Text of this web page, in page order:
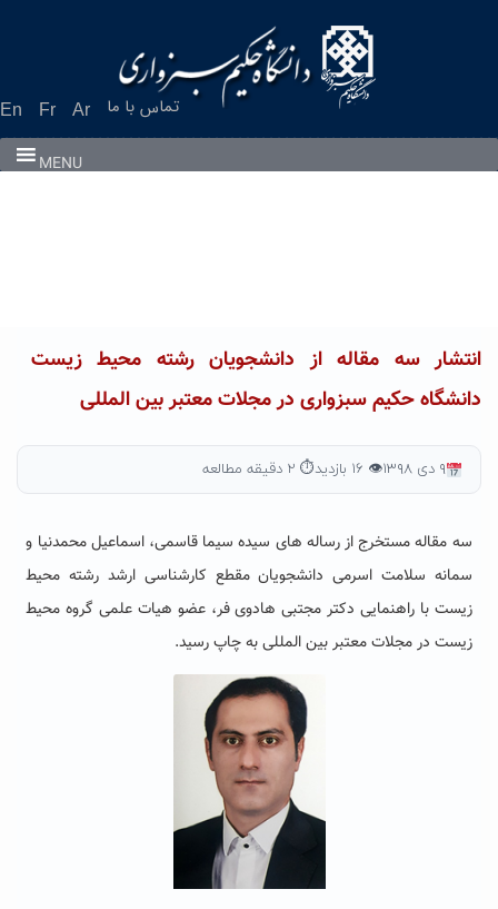
En Fr Ar تماس با ما
MENU
انتشار سه مقاله از دانشجویان رشته محیط زیست
دانشگاه حکیم سبزواری در مجلات معتبر بین المللی
۹ دی ۱۳۹۸ 👁 ۱۶ بازدید ⏱ ۲ دقیقه مطالعه
سه مقاله مستخرج از رساله های سیده سیما قاسمی، اسماعیل محمدنیا و
سمانه سلامت اسرمی دانشجویان مقطع کارشناسی ارشد رشته محیط
زیست با راهنمایی دکتر مجتبی هادوی فر، عضو هیات علمی گروه محیط
زیست در مجلات معتبر بین المللی به چاپ رسید.